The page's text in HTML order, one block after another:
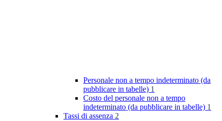
Personale non a tempo indeterminato (da
pubblicare in tabelle) 1
Costo del personale non a tempo
indeterminato (da pubblicare in tabelle) 1
Tassi di assenza 2